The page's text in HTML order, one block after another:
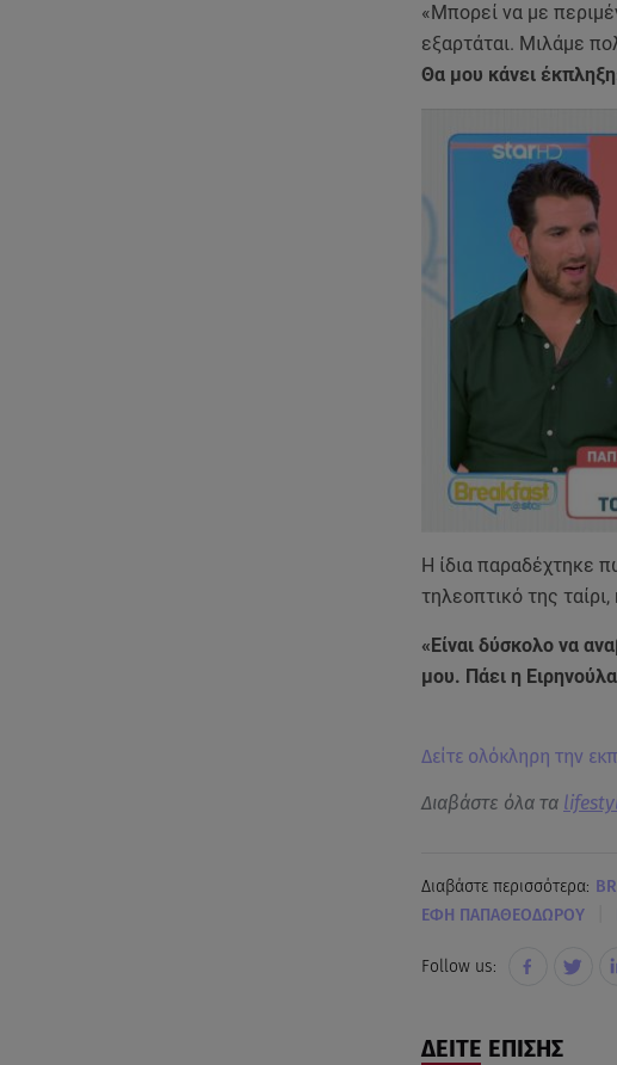
«Μπορεί να με
εξαρτάται. Μιλάμε
Θα μου κάνει
Η ίδια παραδέχτηκε
τηλεοπτικό της
«Είναι δύσκολο να
μου. Πάει η
Δείτε ολόκληρη την
Διαβάστε όλα τα
Διαβάστε περισσότερα:
ΕΦΗ ΠΑΠΑΘΕΟΔΩΡΟΥ
Follow us:
ΔΕΙΤΕ ΕΠΙΣΗΣ